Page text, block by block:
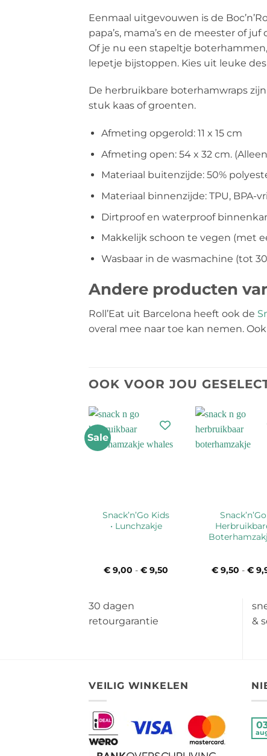
Eenmaal uitgevouwen is de
papa’s, mama’s en de meester of
Of je nu een stapeltje
lepetje bijstoppen. Kies uit leuke
De herbruikbare boterhamwraps
stuk kaas of groenten.
Afmeting opgerold: 11 x 15 cm
Afmeting open: 54 x 32 cm.
Materiaal buitenzijde: 50%
Materiaal binnenzijde: TPU, BPA-
Dirtproof en waterproof
Makkelijk schoon te vegen (met
Wasbaar in de wasmachine (tot
Andere producten
Roll’Eat uit Barcelona heeft ook de
overal mee naar toe kan nemen.
OOK VOOR JOU
Sale
Snack’n’Go Kids
• Lunchzakje
€ 9,00 - € 9,50 Prijsklasse:
Snack’n’Go
€ 9,50 - €
30 dagen
retourgarantie
&
VEILIG WINKELEN